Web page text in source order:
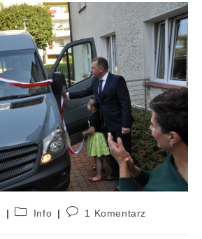
Info 1 Komentarz